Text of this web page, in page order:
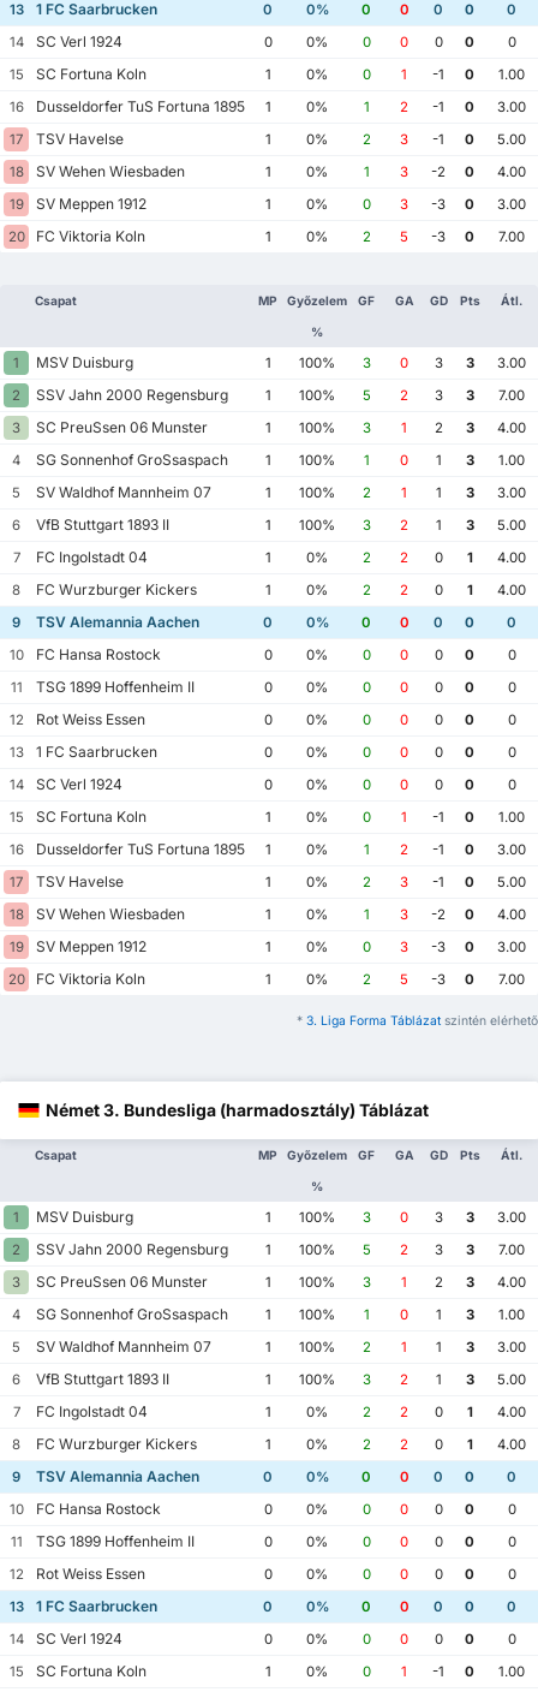
13
1 FC Saarbrucken 0 0% 0 0 0 0
0
14
SC Verl 1924 0 0% 0 0 0 0
0
15
SC Fortuna Koln 1 0% 0 1 -1 0
1.00
16
Dusseldorfer TuS Fortuna 1895 1 0% 1 2 -1 0
3.00
17
TSV Havelse 1 0% 2 3 -1 0
5.00
18
SV Wehen Wiesbaden 1 0% 1 3 -2 0
4.00
19
SV Meppen 1912 1 0% 0 3 -3 0
3.00
20
FC Viktoria Koln 1 0% 2 5 -3 0 7.00
Csapat MP Győzelem
%
GF GA GD Pts Átl.
1 MSV Duisburg 1 100% 3 0 3 3
3.00
2
SSV Jahn 2000 Regensburg 1 100% 5 2 3 3
7.00
3
SC PreuSsen 06 Munster 1 100% 3 1 2 3
4.00
4
SG Sonnenhof GroSsaspach 1 100% 1 0 1 3
1.00
5
SV Waldhof Mannheim 07 1 100% 2 1 1 3
3.00
6
VfB Stuttgart 1893 II 1 100% 3 2 1 3
5.00
7
FC Ingolstadt 04 1 0% 2 2 0 1
4.00
8
FC Wurzburger Kickers 1 0% 2 2 0 1
4.00
9
TSV Alemannia Aachen 0 0% 0 0 0 0
0
10
FC Hansa Rostock 0 0% 0 0 0 0
0
11
TSG 1899 Hoffenheim II 0 0% 0 0 0 0
0
12
Rot Weiss Essen 0 0% 0 0 0 0
0
13
1 FC Saarbrucken 0 0% 0 0 0 0
0
14
SC Verl 1924 0 0% 0 0 0 0
0
15
SC Fortuna Koln 1 0% 0 1 -1 0
1.00
16
Dusseldorfer TuS Fortuna 1895 1 0% 1 2 -1 0
3.00
17
TSV Havelse 1 0% 2 3 -1 0
5.00
18
SV Wehen Wiesbaden 1 0% 1 3 -2 0
4.00
19
SV Meppen 1912 1 0% 0 3 -3 0
3.00
20
FC Viktoria Koln 1 0% 2 5 -3 0 7.00
* 3. Liga Forma Táblázat szintén elérhető
Német 3. Bundesliga (harmadosztály) Táblázat
Csapat MP Győzelem
%
GF GA GD Pts Átl.
1 MSV Duisburg 1 100% 3 0 3 3
3.00
2
SSV Jahn 2000 Regensburg 1 100% 5 2 3 3
7.00
3
SC PreuSsen 06 Munster 1 100% 3 1 2 3
4.00
4
SG Sonnenhof GroSsaspach 1 100% 1 0 1 3
1.00
5
SV Waldhof Mannheim 07 1 100% 2 1 1 3
3.00
6
VfB Stuttgart 1893 II 1 100% 3 2 1 3
5.00
7
FC Ingolstadt 04 1 0% 2 2 0 1
4.00
8
FC Wurzburger Kickers 1 0% 2 2 0 1
4.00
9
TSV Alemannia Aachen 0 0% 0 0 0 0
0
10
FC Hansa Rostock 0 0% 0 0 0 0
0
11
TSG 1899 Hoffenheim II 0 0% 0 0 0 0
0
12
Rot Weiss Essen 0 0% 0 0 0 0
0
13
1 FC Saarbrucken 0 0% 0 0 0 0
0
14
SC Verl 1924 0 0% 0 0 0 0
0
15
SC Fortuna Koln 1 0% 0 1 -1 0
1.00